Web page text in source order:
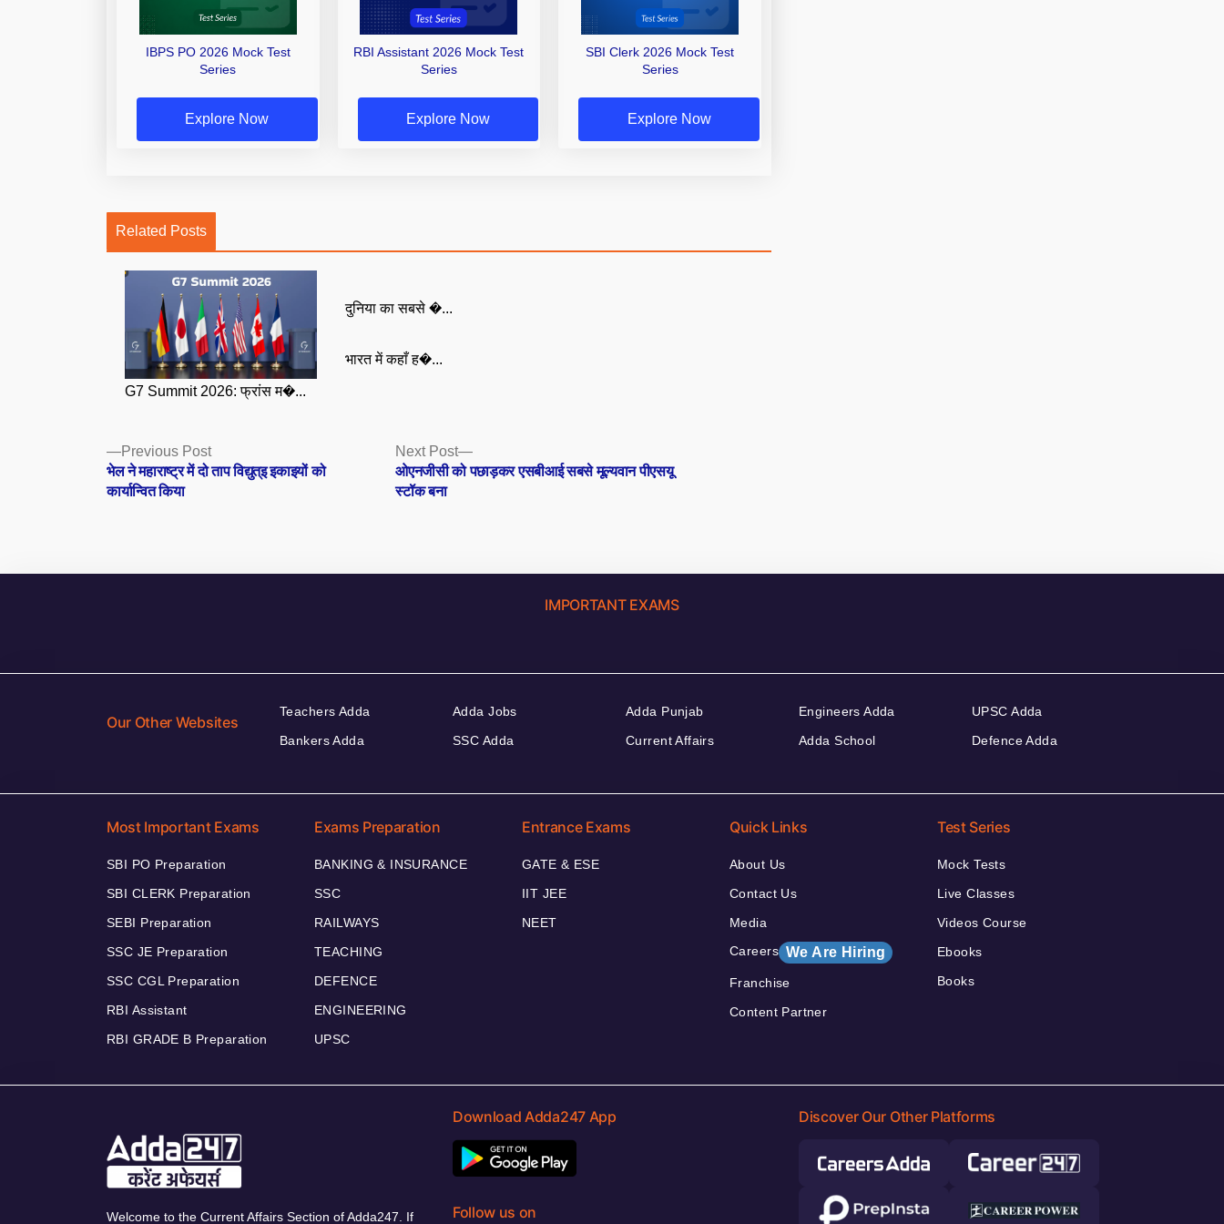
IBPS PO 2026 Mock Test
Series
Explore Now
RBI Assistant 2026 Mock Test
Series
Explore Now
SBI Clerk 2026 Mock Test
Series
Explore Now
Related Posts
G7 Summit 2026: फ्रांस म�...
दुनिया का सबसे �...
भारत में कहाँ ह�...
Posts
navigation
Previous PostPrevious
post:
भेल ने महाराष्ट्र में दो ताप विद्युत्इ इकाइयों को
कार्यान्वित किया
Next Post
Next
post:
ओएनजीसी को पछाड़कर एसबीआई सबसे मूल्यवान पीएसयू
स्टॉक बना
IMPORTANT EXAMS
Our Other Websites
Teachers Adda
Bankers Adda
Adda Jobs
SSC Adda
Adda Punjab
Current Affairs
Engineers Adda
Adda School
UPSC Adda
Defence Adda
Most Important Exams
SBI PO Preparation
SBI CLERK Preparation
SEBI Preparation
SSC JE Preparation
SSC CGL Preparation
RBI Assistant
RBI GRADE B Preparation
Exams Preparation
BANKING & INSURANCE
SSC
RAILWAYS
TEACHING
DEFENCE
ENGINEERING
UPSC
Entrance Exams
GATE & ESE
IIT JEE
NEET
Quick Links
About Us
Contact Us
Media
Careers We Are Hiring
Franchise
Content Partner
Test Series
Mock Tests
Live Classes
Videos Course
Ebooks
Books
Welcome to the Current Affairs Section of Adda247. If
Download Adda247 App
Follow us on
Discover Our Other Platforms